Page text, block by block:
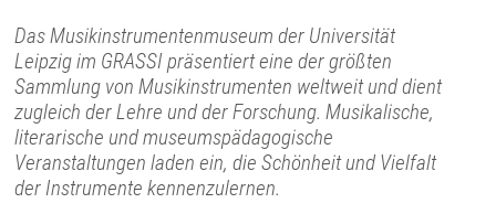
Das Musikinstrumentenmuseum der Universität
Leipzig im GRASSI präsentiert eine der größten
Sammlung von Musikinstrumenten weltweit und dient
zugleich der Lehre und der Forschung. Musikalische,
literarische und museumspädagogische
Veranstaltungen laden ein, die Schönheit und Vielfalt
der Instrumente kennenzulernen.